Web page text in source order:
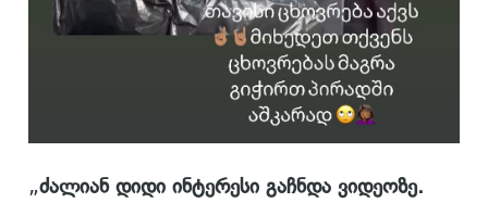
„ძალიან დიდი ინტერესი გაჩნდა ვიდეოზე.